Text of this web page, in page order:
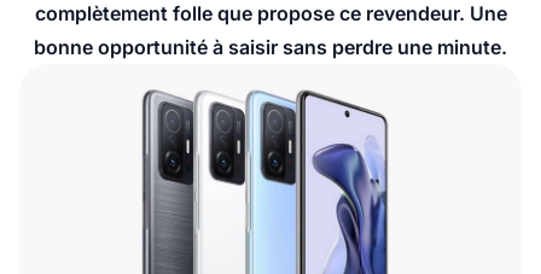
complètement folle que propose ce revendeur. Une
bonne opportunité à saisir sans perdre une minute.